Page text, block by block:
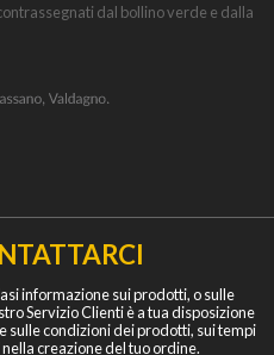
dal bollino verde e dalla
informazione sui prodotti, o sulle
Servizio Clienti è a tua disposizione
sulle condizioni dei prodotti, sui tempi
creazione del tuo ordine.